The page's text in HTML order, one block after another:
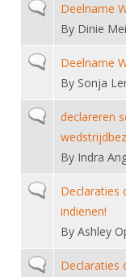
Oprichting
Overschrijven
Scheidsrechterslijst
Import
Verwerk
NK organiseren
Promotie en logo
Geschiedenis van
Infotheek
Bibliotheek
ALV
Touché
Normal topic
Deelname
By Dinie
Normal topic
Deelname
By Sonja
Normal topic
declareren
By Indra
Normal topic
Declaraties
indienen!
By Ashley
Normal topic
Declaraties